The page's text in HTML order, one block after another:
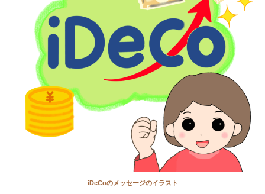
iDeCoのメッセージのイラスト